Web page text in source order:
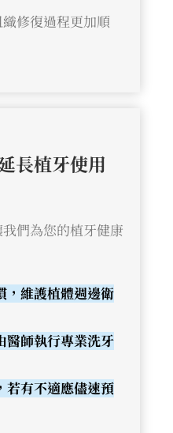
修復過程更加順
長植牙使用
們為您的植牙健康
，維護植體週邊衛
醫師執行專業洗牙
若有不適應儘速預